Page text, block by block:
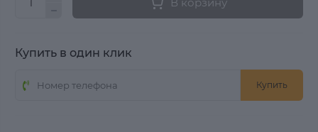
Купить в один клик
Купить